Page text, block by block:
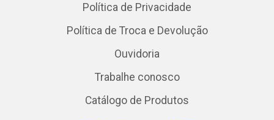
Política de Privacidade
Política de Troca e Devolução
Ouvidoria
Trabalhe conosco
Catálogo de Produtos